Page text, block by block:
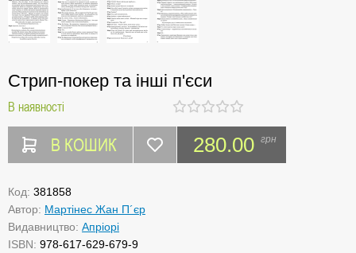
Стрип-покер та інші п'єси
В наявності
В КОШИК 280.00 грн
Код: 381858
Автор: Мартінес Жан П´єр
Видавництво: Апріорі
ISBN: 978-617-629-679-9